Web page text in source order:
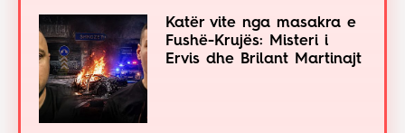
Katër vite nga masakra e
Fushë-Krujës: Misteri i
Ervis dhe Brilant Martinajt